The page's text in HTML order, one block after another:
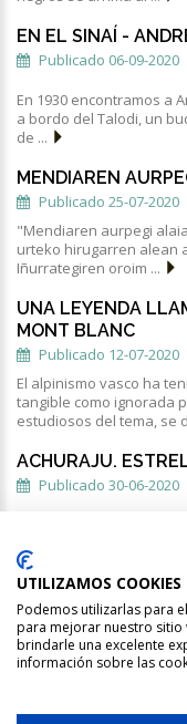
EN EL SINAÍ -
Publicado 06-09-2020
En 1930 encontramos a
a bordo del Talodi, un
de ...
MENDIAREN
Publicado 25-07-2020
"Mendiaren aurpegi
urteko hirugarren alean
Iñurrategiren oroim ...
UNA LEYENDA
MONT BLANC
Publicado 12-07-2020
El alpinismo vasco ha
tangible como ignorada
estudiosos del tema, se
ACHURAJU.
Publicado 30-06-2020
ya repuestos de sus
en ...
UTILIZAMOS COOKIES
Podemos utilizarlas para
para mejorar nuestro
brindarle una excelente
información sobre las